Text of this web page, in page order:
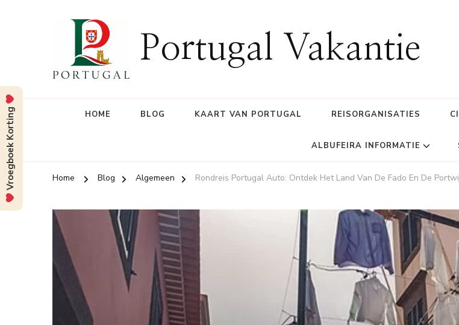
Portugal Vakantie
HOME BLOG KAART VAN PORTUGAL REISORGANISATIES
ALBUFEIRA INFORMATIE
Home Blog Algemeen Rondreis Portugal Auto: Ontdek Het Land Van De Fado En De
Vroegboek Korting